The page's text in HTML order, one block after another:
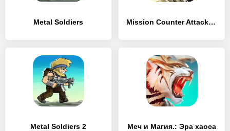
Metal Soldiers Mission Counter Attack: free shooting game
Metal Soldiers 2 Меч и Магия.: Эра хаоса